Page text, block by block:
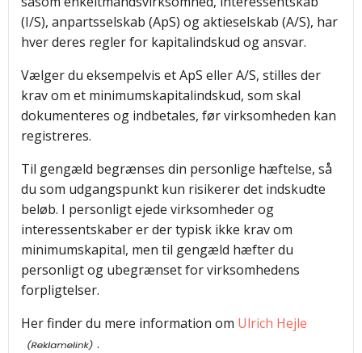
(I/S), anpartsselskab (ApS) og aktieselskab (A/S), har
hver deres regler for kapitalindskud og ansvar.
Vælger du eksempelvis et ApS eller A/S, stilles der
krav om et minimumskapitalindskud, som skal
dokumenteres og indbetales, før virksomheden kan
registreres.
Til gengæld begrænses din personlige hæftelse, så
du som udgangspunkt kun risikerer det indskudte
beløb. I personligt ejede virksomheder og
interessentskaber er der typisk ikke krav om
minimumskapital, men til gengæld hæfter du
personligt og ubegrænset for virksomhedens
forpligtelser.
Her finder du mere information om Ulrich Hejle
.